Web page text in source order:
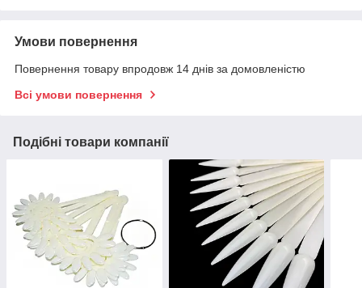
Умови повернення
Повернення товару впродовж 14 днів за домовленістю
Всі умови повернення
Подібні товари компанії